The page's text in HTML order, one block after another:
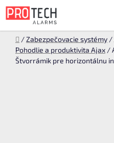
Prejsť
na
Domov
/Zabezpečovacie systémy /
Pohodlie a produktivita Ajax /
Štvorrámik pre horizontálnu